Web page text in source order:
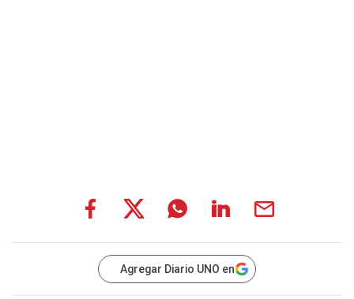
Agregar Diario UNO en